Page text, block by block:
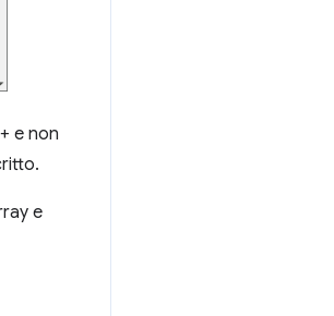
e non
e